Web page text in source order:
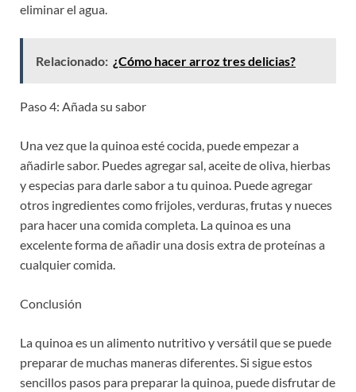
eliminar el agua.
Relacionado: ¿Cómo hacer arroz tres delicias?
Paso 4: Añada su sabor
Una vez que la quinoa esté cocida, puede empezar a
añadirle sabor. Puedes agregar sal, aceite de oliva, hierbas
y especias para darle sabor a tu quinoa. Puede agregar
otros ingredientes como frijoles, verduras, frutas y nueces
para hacer una comida completa. La quinoa es una
excelente forma de añadir una dosis extra de proteínas a
cualquier comida.
Conclusión
La quinoa es un alimento nutritivo y versátil que se puede
preparar de muchas maneras diferentes. Si sigue estos
sencillos pasos para preparar la quinoa, puede disfrutar de